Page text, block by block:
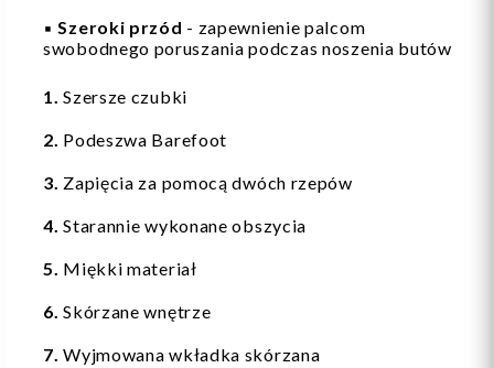
▪️ Szeroki przód - zapewnienie palcom
swobodnego poruszania podczas noszenia butów
1. Szersze czubki
2. Podeszwa Barefoot
3. Zapięcia za pomocą dwóch rzepów
4.Starannie wykonane obszycia
5. Miękki materiał
6.Skórzane wnętrze
7.Wyjmowana wkładka skórzana